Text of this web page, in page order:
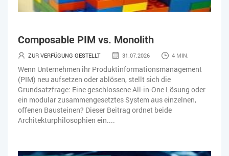
Composable PIM vs. Monolith
ZUR VERFÜGUNG GESTELLT 31.07.2026 4 MIN.
Wenn Unternehmen ihr Produktinformationsmanagement
(PIM) neu aufsetzen oder ablösen, stellt sich die
Grundsatzfrage: Eine geschlossene All-in-One Lösung oder
ein modular zusammengesetztes System aus einzelnen,
offenen Bausteinen? Dieser Beitrag ordnet beide
Architekturphilosophien ein....